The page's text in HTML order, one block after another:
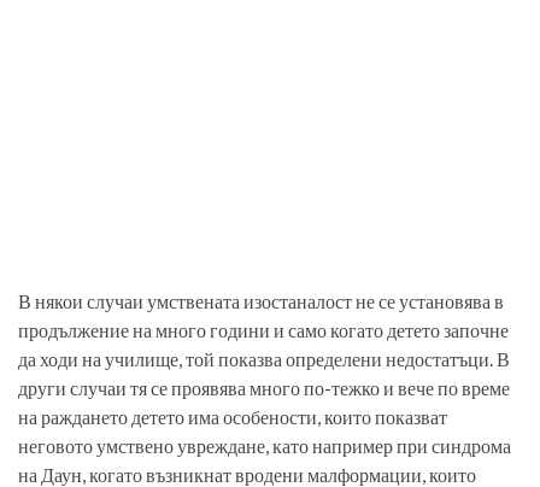
В някои случаи умствената изостаналост не се установява в
продължение на много години и само когато детето започне
да ходи на училище, той показва определени недостатъци. В
други случаи тя се проявява много по-тежко и вече по време
на раждането детето има особености, които показват
неговото умствено увреждане, като например при синдрома
на Даун, когато възникнат вродени малформации, които